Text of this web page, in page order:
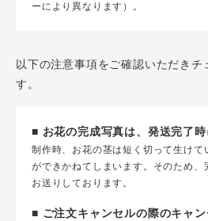
ーにより異なります）。
以下の注意事項をご確認いただきチ
す。
■ お花の完成写真は、発送完了
制作時、お花の茎は短く切って生けて
ができかねてしまいます。そのため、
お送りしております。
■ ご注文キャンセルの際のキャ